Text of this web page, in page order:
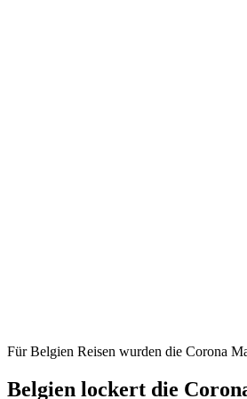
Für Belgien Reisen wurden die Corona
Belgien lockert die